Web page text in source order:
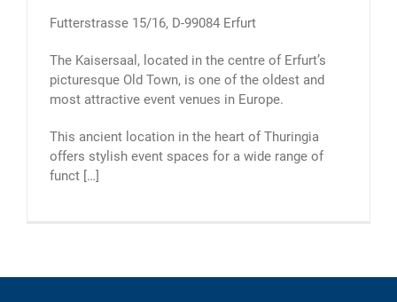
Futterstrasse 15/16, D-99084 Erfurt
The Kaisersaal, located in the centre of Erfurt’s
picturesque Old Town, is one of the oldest and
most attractive event venues in Europe.
This ancient location in the heart of Thuringia
offers stylish event spaces for a wide range of
funct […]